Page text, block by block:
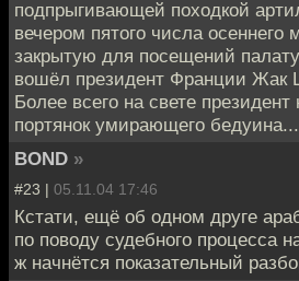
подпрыгивающей походкой
вечером пятого числа осеннего
закрытую для посещений
вошёл президент Франции Жак
Более всего на свете президент
портянок умирающего бедуина...
BOND »
#23 | 05.11.04 17:46
Кстати, ещё об одном друге
по поводу судебного процесса
ж начнётся показательный